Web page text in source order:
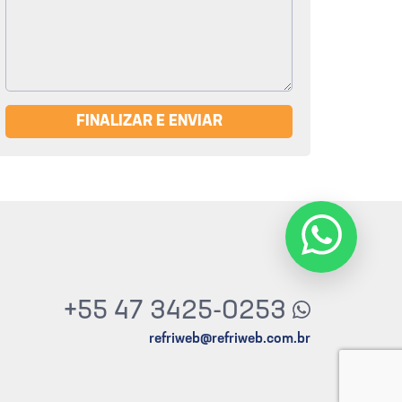
FINALIZAR E ENVIAR
+55 47 3425-0253
refriweb@refriweb.com.br